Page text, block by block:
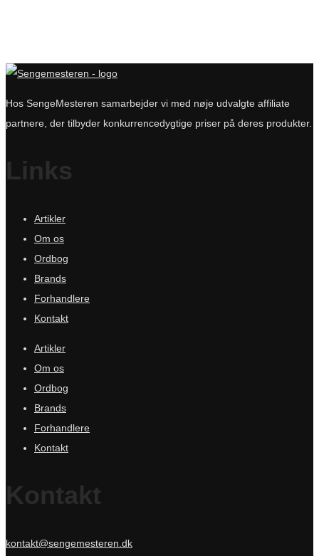
Hos SengeMesteren samarbejder vi med nøje udvalgte affiliate
partnere, der tilbyder konkurrencedygtige priser på deres produkter.
Links
Artikler
Om os
Ordbog
Brands
Forhandlere
Kontakt
Artikler
Om os
Ordbog
Brands
Forhandlere
Kontakt
Kontakt
kontakt@sengemesteren.dk